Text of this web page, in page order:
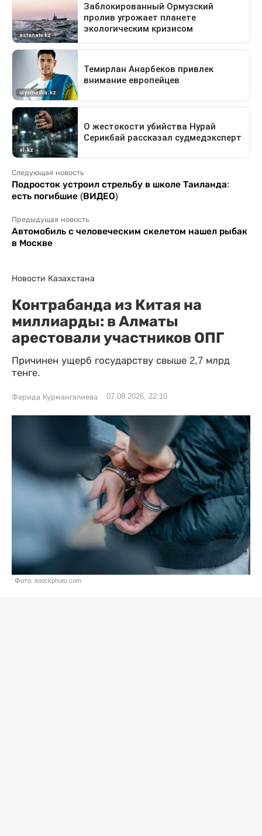
Следующая новость
Подросток устроил стрельбу в школе Таиланда:
есть погибшие (ВИДЕО)
Предыдущая новость
Автомобиль с человеческим скелетом нашел рыбак
в Москве
Новости Казахстана
Контрабанда из Китая на
миллиарды: в Алматы
арестовали участников ОПГ
Причинен ущерб государству свыше 2,7 млрд
тенге.
Фарида Курмангалиева 07.08.2026, 22:10
Фото: istockphoto.com